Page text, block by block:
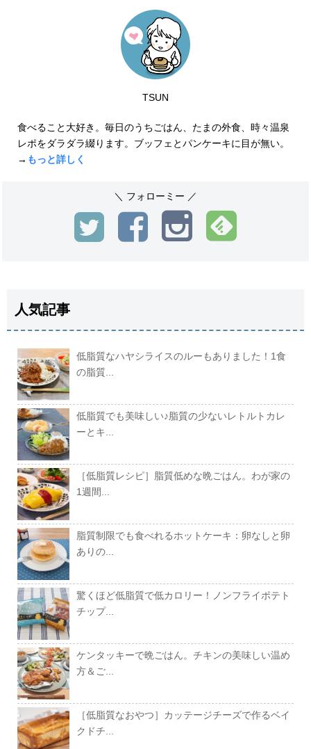
TSUN
食べること大好き。毎日のうちごはん、たまの外食、時々温泉
レポをダラダラ綴ります。ブッフェとパンケーキに目が無い。
→ もっと詳しく
＼ フォローミー ／
人気記事
低脂質なハヤシライスのルーもありました！1食
の脂質...
低脂質でも美味しい♪脂質の少ないレトルトカレ
ーとキ...
［低脂質レシピ］脂質低めな晩ごはん。わが家の
1週間...
脂質制限でも食べれるホットケーキ：卵なしと卵
ありの...
驚くほど低脂質で低カロリー！ノンフライポテト
チップ...
ケンタッキーで晩ごはん。チキンの美味しい温め
方＆ご...
［低脂質なおやつ］カッテージチーズで作るベイ
クドチ...